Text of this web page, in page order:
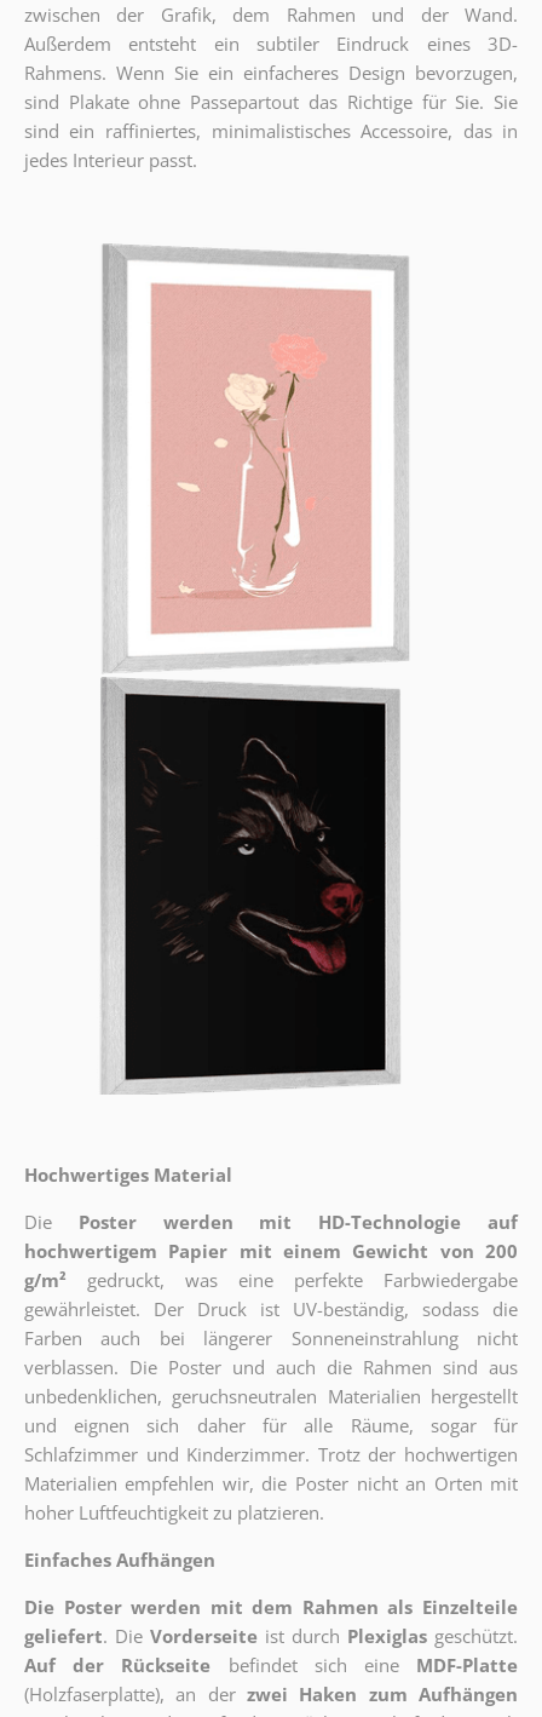
zwischen der Grafik, dem Rahmen und der Wand.
Außerdem entsteht ein subtiler Eindruck eines 3D-
Rahmens. Wenn Sie ein einfacheres Design bevorzugen,
sind Plakate ohne Passepartout das Richtige für Sie. Sie
sind ein raffiniertes, minimalistisches Accessoire, das in
jedes Interieur passt.
Hochwertiges Material
Die
Poster werden mit HD-Technologie auf
hochwertigem Papier mit einem Gewicht von 200
g/m²
gedruckt, was eine perfekte Farbwiedergabe
gewährleistet. Der Druck ist UV-beständig, sodass die
Farben auch bei längerer Sonneneinstrahlung nicht
verblassen. Die Poster und auch die Rahmen sind aus
unbedenklichen, geruchsneutralen Materialien hergestellt
und eignen sich daher für alle Räume, sogar für
Schlafzimmer und Kinderzimmer. Trotz der hochwertigen
Materialien empfehlen wir, die Poster nicht an Orten mit
hoher Luftfeuchtigkeit zu platzieren.
Einfaches Aufhängen
Die Poster werden mit dem Rahmen als Einzelteile
geliefert. Die Vorderseite ist durch Plexiglas geschützt.
Auf der Rückseite
befindet sich eine
MDF-Platte
(Holzfaserplatte), an der zwei Haken zum Aufhängen